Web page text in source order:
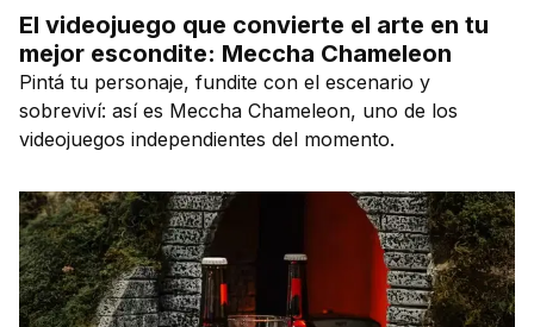
El videojuego que convierte el arte en tu
mejor escondite: Meccha Chameleon
Pintá tu personaje, fundite con el escenario y
sobreviví: así es Meccha Chameleon, uno de los
videojuegos independientes del momento.